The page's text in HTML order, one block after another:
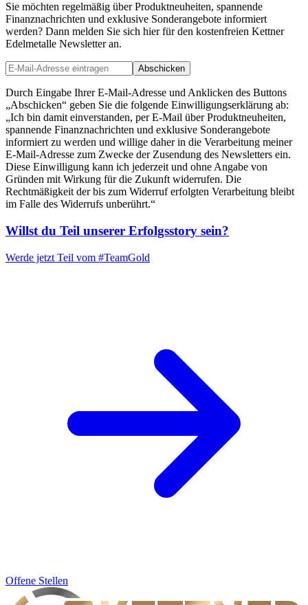
Sie möchten regelmäßig über Produktneuheiten, spannende
Finanznachrichten und exklusive Sonderangebote informiert
werden? Dann melden Sie sich hier für den kostenfreien Kettner
Edelmetalle Newsletter an.
Abschicken
Durch Eingabe Ihrer E-Mail-Adresse und Anklicken des Buttons
„Abschicken“ geben Sie die folgende Einwilligungserklärung ab:
„Ich bin damit einverstanden, per E-Mail über Produktneuheiten,
spannende Finanznachrichten und exklusive Sonderangebote
informiert zu werden und willige daher in die Verarbeitung meiner
E-Mail-Adresse zum Zwecke der Zusendung des Newsletters ein.
Diese Einwilligung kann ich jederzeit und ohne Angabe von
Gründen mit Wirkung für die Zukunft widerrufen. Die
Rechtmäßigkeit der bis zum Widerruf erfolgten Verarbeitung bleibt
im Falle des Widerrufs unberührt.“
Willst du Teil unserer Erfolgsstory sein?
Werde jetzt Teil vom #TeamGold
Offene Stellen